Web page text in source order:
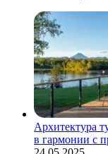
Архитектура
в гармонии с